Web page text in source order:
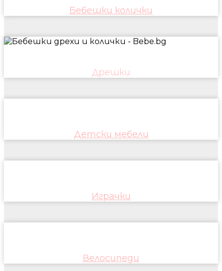
Бебешки колички
Дрешки
Детски мебели
Играчки
Велосипеди